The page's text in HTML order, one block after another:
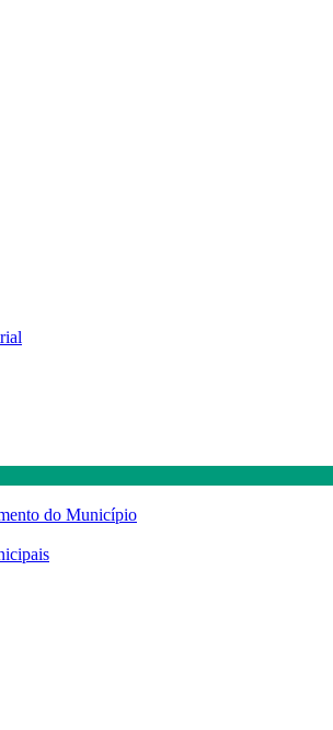
do Município